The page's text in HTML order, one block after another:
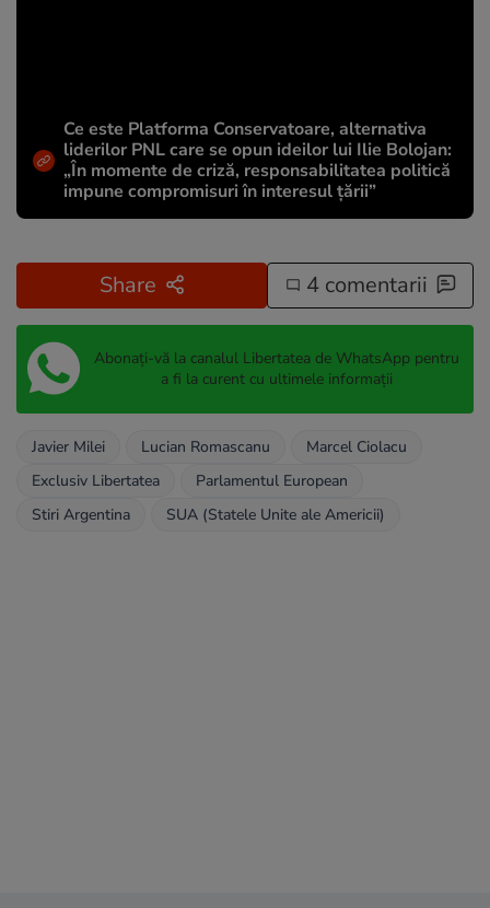
Ce este Platforma Conservatoare, alternativa
liderilor PNL care se opun ideilor lui Ilie Bolojan:
„În momente de criză, responsabilitatea politică
impune compromisuri în interesul țării”
Share 4 comentarii
Abonați-vă la canalul Libertatea de WhatsApp pentru
a fi la curent cu ultimele informații
Javier Milei Lucian Romascanu
Marcel Ciolacu
Exclusiv Libertatea
Parlamentul European
Stiri Argentina
SUA (Statele Unite ale Americii)